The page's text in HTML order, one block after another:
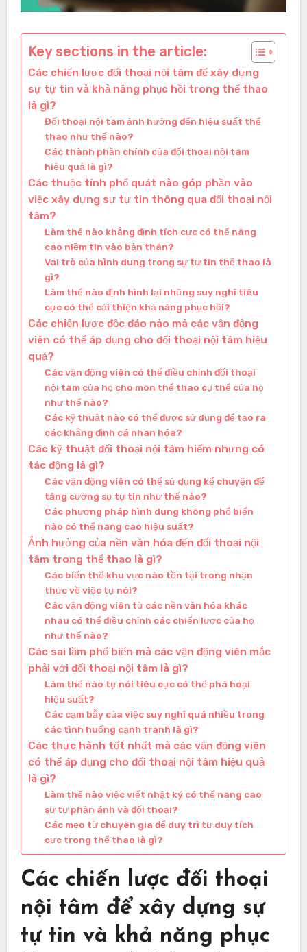
Key sections in the article:
Các chiến lược đối thoại nội tâm để xây dựng
sự tự tin và khả năng phục hồi trong thể thao
là gì?
Đối thoại nội tâm ảnh hưởng đến hiệu suất thể
thao như thế nào?
Các thành phần chính của đối thoại nội tâm
hiệu quả là gì?
Các thuộc tính phổ quát nào góp phần vào
việc xây dựng sự tự tin thông qua đối thoại nội
tâm?
Làm thế nào khẳng định tích cực có thể nâng
cao niềm tin vào bản thân?
Vai trò của hình dung trong sự tự tin thể thao là
gì?
Làm thế nào định hình lại những suy nghĩ tiêu
cực có thể cải thiện khả năng phục hồi?
Các chiến lược độc đáo nào mà các vận động
viên có thể áp dụng cho đối thoại nội tâm hiệu
quả?
Các vận động viên có thể điều chỉnh đối thoại
nội tâm của họ cho môn thể thao cụ thể của họ
như thế nào?
Các kỹ thuật nào có thể được sử dụng để tạo ra
các khẳng định cá nhân hóa?
Các kỹ thuật đối thoại nội tâm hiếm nhưng có
tác động là gì?
Các vận động viên có thể sử dụng kể chuyện để
tăng cường sự tự tin như thế nào?
Các phương pháp hình dung không phổ biến
nào có thể nâng cao hiệu suất?
Ảnh hưởng của nền văn hóa đến đối thoại nội
tâm trong thể thao là gì?
Các biến thể khu vực nào tồn tại trong nhận
thức về việc tự nói?
Các vận động viên từ các nền văn hóa khác
nhau có thể điều chỉnh các chiến lược của họ
như thế nào?
Các sai lầm phổ biến mà các vận động viên mắc
phải với đối thoại nội tâm là gì?
Làm thế nào tự nói tiêu cực có thể phá hoại
hiệu suất?
Các cạm bẫy của việc suy nghĩ quá nhiều trong
các tình huống cạnh tranh là gì?
Các thực hành tốt nhất mà các vận động viên
có thể áp dụng cho đối thoại nội tâm hiệu quả
là gì?
Làm thế nào việc viết nhật ký có thể nâng cao
sự tự phản ánh và đối thoại?
Các mẹo từ chuyên gia để duy trì tư duy tích
cực trong thể thao là gì?
Các chiến lược đối thoại
nội tâm để xây dựng sự
tự tin và khả năng phục